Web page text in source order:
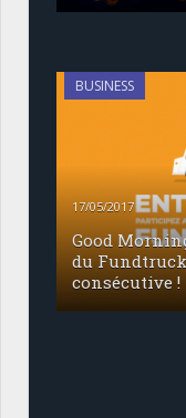
BUSINESS
17/05/2017
Good
du
consécutive !